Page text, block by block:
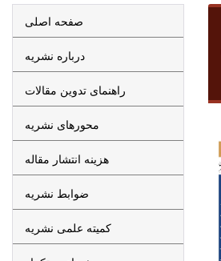
صفحه اصلی
درباره نشریه
راهنمای تدوین مقالات
محورهای نشریه
هزینه انتشار مقاله
ضوابط نشریه
کمیته علمی نشریه